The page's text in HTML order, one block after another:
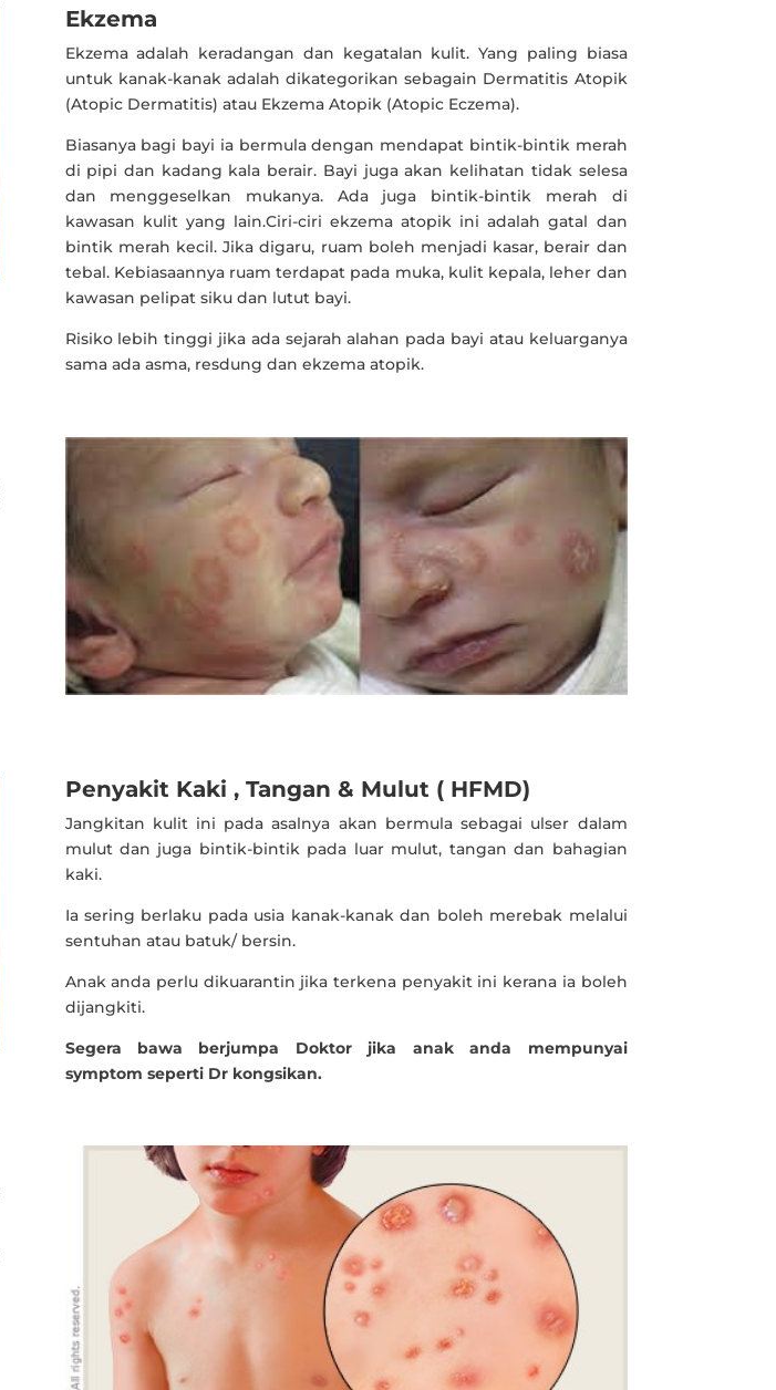
Ekzema
Ekzema adalah keradangan dan kegatalan kulit. Yang paling biasa
untuk kanak-kanak adalah dikategorikan sebagain Dermatitis Atopik
(Atopic Dermatitis) atau Ekzema Atopik (Atopic Eczema).
Biasanya bagi bayi ia bermula dengan mendapat bintik-bintik merah
di pipi dan kadang kala berair. Bayi juga akan kelihatan tidak selesa
dan menggeselkan mukanya. Ada juga bintik-bintik merah di
kawasan kulit yang lain.Ciri-ciri ekzema atopik ini adalah gatal dan
bintik merah kecil. Jika digaru, ruam boleh menjadi kasar, berair dan
tebal. Kebiasaannya ruam terdapat pada muka, kulit kepala, leher dan
kawasan pelipat siku dan lutut bayi.
Risiko lebih tinggi jika ada sejarah alahan pada bayi atau keluarganya
sama ada asma, resdung dan ekzema atopik.
Penyakit Kaki , Tangan & Mulut ( HFMD)
Jangkitan kulit ini pada asalnya akan bermula sebagai ulser dalam
mulut dan juga bintik-bintik pada luar mulut, tangan dan bahagian
kaki.
Ia sering berlaku pada usia kanak-kanak dan boleh merebak melalui
sentuhan atau batuk/ bersin.
Anak anda perlu dikuarantin jika terkena penyakit ini kerana ia boleh
dijangkiti.
Segera bawa berjumpa Doktor jika anak anda mempunyai
symptom seperti Dr kongsikan.